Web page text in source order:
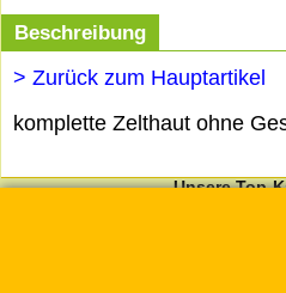
Beschreibung
> Zurück zum Hauptartikel
komplette Zelthaut ohne
Unsere Top-